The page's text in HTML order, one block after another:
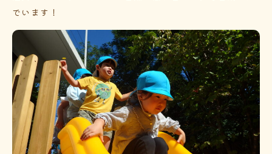
でいます！